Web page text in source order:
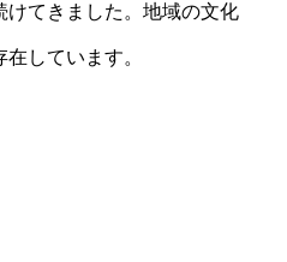
てきました。地域の文化
しています。